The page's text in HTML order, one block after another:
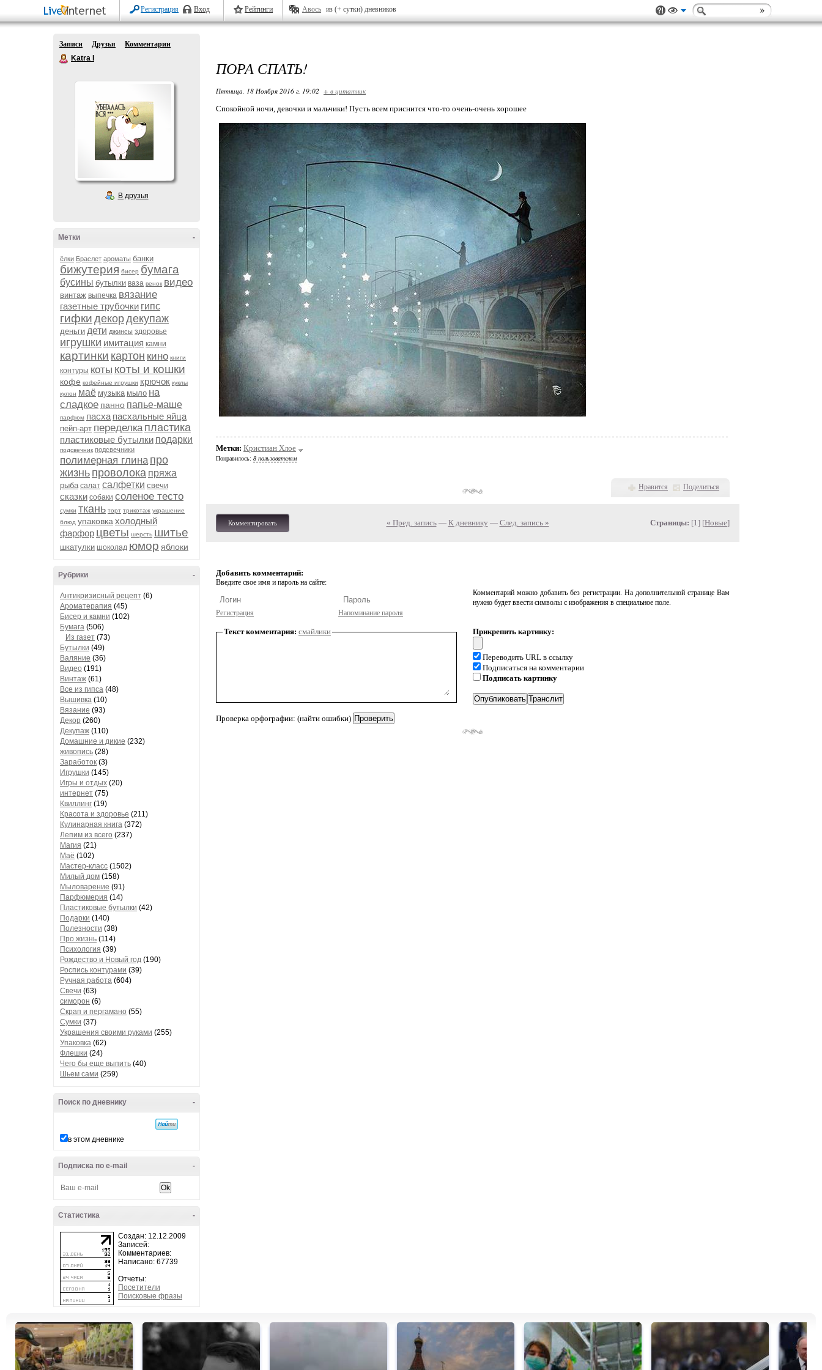
Регистрация Вход Рейтинги Авось из (+ сутки) дневников
Записи Друзья
Комментарии
Katra I
В друзья
-
Метки
ёлки Браслет ароматы банки
бижутерия бисер бумага
бусины бутылки ваза венок видео
винтаж выпечка вязание
газетные трубочки гипс
гифки декордекупаж
деньги дети джинсы здоровье
игрушки имитация камни
картинки картон кино книги
контуры коты коты и кошки
кофе кофейные игрушки крючок куклы
кулон маё музыка мыло на
сладкое панно папье-маше
парфюм пасха пасхальные яйца
пейп-арт переделка пластика
пластиковые бутылки подарки
подсвечник подсвечники
полимерная глина про
жизнь проволока пряжа
рыба салат салфетки свечи
сказки собаки соленое тесто
сумки ткань торт трикотаж украшение
блюд упаковка холодный
фарфор цветы шерсть шитье
шкатулки шоколад юмор яблоки
-
Рубрики
Антикризисный рецепт (6)
Ароматерапия (45)
Бисер и камни (102)
Бумага (506)
Из газет (73)
Бутылки (49)
Валяние (36)
Видео (191)
Винтаж (61)
Все из гипса (48)
Вышивка (10)
Вязание (93)
Декор (260)
Декупаж (110)
Домашние и дикие (232)
живопись (28)
Заработок (3)
Игрушки (145)
Игры и отдых (20)
интернет (75)
Квиллинг (19)
Красота и здоровье (211)
Кулинарная книга (372)
Лепим из всего (237)
Магия (21)
Маё (102)
Мастер-класс (1502)
Милый дом (158)
Мыловарение (91)
Парфюмерия (14)
Пластиковые бутылки (42)
Подарки (140)
Полезности (38)
Про жизнь (114)
Психология (39)
Рождество и Новый год (190)
Роспись контурами (39)
Ручная работа (604)
Свечи (63)
симорон (6)
Скрап и пергамано (55)
Сумки (37)
Украшения своими руками (255)
Упаковка (62)
Флешки (24)
Чего бы еще выпить (40)
Шьем сами (259)
-
Поиск по дневнику
в этом дневнике
-
Подписка по e-mail
-
Статистика
Создан: 12.12.2009
Записей:
Комментариев:
Написано: 67739
Отчеты:
Посетители
Поисковые фразы
ПОРА СПАТЬ!
Пятница, 18 Ноября 2016 г. 19:02 + в цитатник
Спокойной ночи, девочки и мальчики! Пусть всем приснится что-то очень-очень хорошее
Метки: Кристиан Хлое
Понравилось: 8 пользователям
Нравится Поделиться
Комментировать « Пред. запись— К дневнику — След. запись » Страницы: [1] [Новые]
Добавить комментарий:
Введите свое имя и пароль на сайте:
Регистрация Напоминание пароля
Комментарий можно добавить без регистрации. На дополнительной странице Вам
нужно будет ввести символы с изображения в специальное поле.
Текст комментария: смайлики
Проверка орфографии: (найти ошибки)
Прикрепить картинку:
Переводить URL в ссылку
Подписаться на комментарии
Подписать картинку